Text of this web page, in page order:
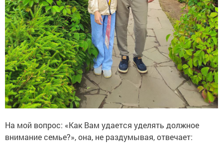
На мой вопрос: «Как Вам удается уделять должное
внимание семье?», она, не раздумывая, отвечает: